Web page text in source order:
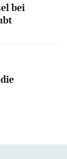
bei